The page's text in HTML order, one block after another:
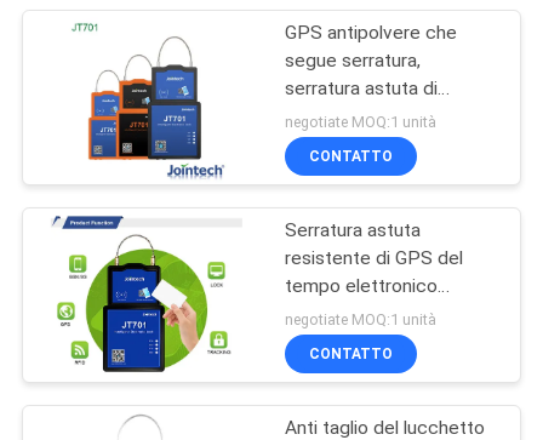
Veicolo GPS che
segue software
Sensore livellato del
carro armato di
combustibile diesel
GPS antipolvere che
segue serratura,
serratura astuta di
15000mAh Bluetooth
negotiate MOQ:1 unità
CONTATTO
Serratura astuta
resistente di GPS del
tempo elettronico
JT701 per sicurezza di
contenitore
negotiate MOQ:1 unità
CONTATTO
Anti taglio del lucchetto